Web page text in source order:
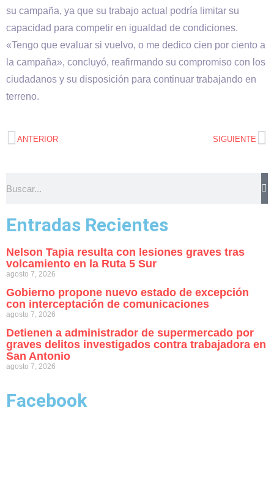
su campaña, ya que su trabajo actual podría limitar su
capacidad para competir en igualdad de condiciones.
«Tengo que evaluar si vuelvo, o me dedico cien por ciento a
la campaña», concluyó, reafirmando su compromiso con los
ciudadanos y su disposición para continuar trabajando en
terreno.
ANTERIOR SIGUIENTE
Entradas Recientes
Nelson Tapia resulta con lesiones graves tras
volcamiento en la Ruta 5 Sur
agosto 7, 2026
Gobierno propone nuevo estado de excepción
con interceptación de comunicaciones
agosto 7, 2026
Detienen a administrador de supermercado por
graves delitos investigados contra trabajadora en
San Antonio
agosto 7, 2026
Facebook